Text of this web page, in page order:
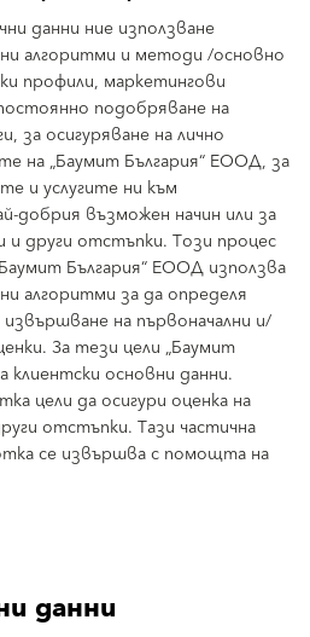
данни ние използване
алгоритми и методи /основно
профили, маркетингови
подобряване на
за осигуряване на лично
на „Баумит България“ ЕООД, за
и услугите ни към
добрия възможен начин или за
и други отстъпки. Този процес
България“ ЕООД използва
алгоритми за да определя
на първоначални и/
За тези цели „Баумит
клиентски основни данни.
цели да осигури оценка на
отстъпки. Тази частична
се извършва с помощта на
данни